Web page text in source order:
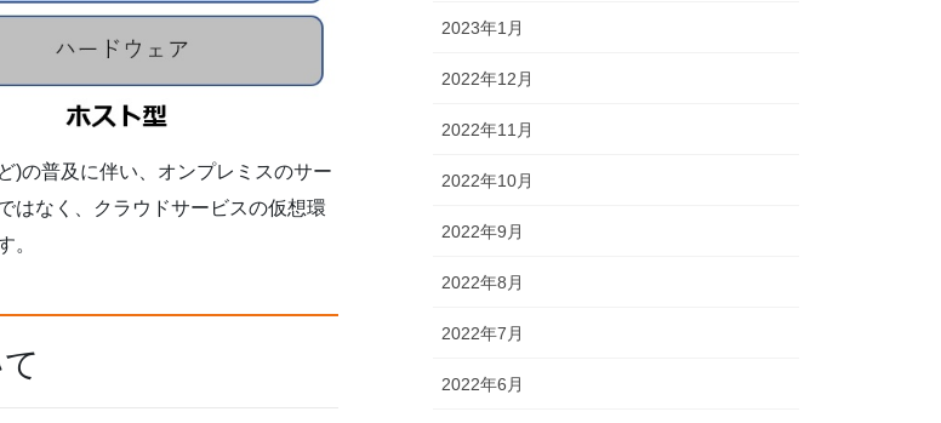
)の普及に伴い、オンプレミスのサー
はなく、クラウドサービスの仮想環
。
2023年1月
2022年12月
2022年11月
2022年10月
2022年9月
2022年8月
2022年7月
2022年6月